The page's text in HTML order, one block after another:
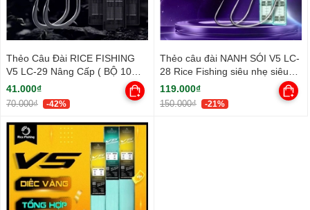
Thẻo Câu Đài RICE FISHING
V5 LC-29 Nâng Cấp ( BỘ 10
THẺO )
41.000₫
70.000₫ -42%
Thẻo câu đài NANH SÓI V5 LC-
28 Rice Fishing siêu nhẹ siêu
cứng thép carbon
119.000₫
150.000₫ -21%